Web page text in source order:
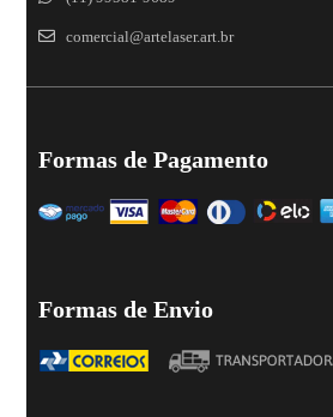
comercial@artelaser.art.br
Formas de Pagamento
Formas de Envio